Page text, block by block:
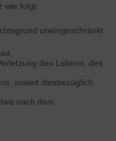
wie folgt:
uneingeschränkt
des Lebens, des
soweit diesbezüglich
nach dem